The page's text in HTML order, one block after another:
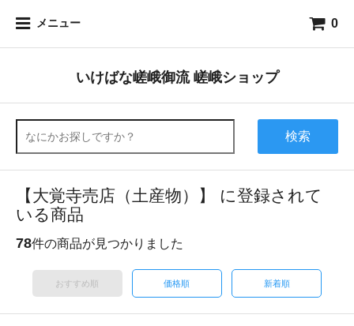
メニュー 0
いけばな嵯峨御流 嵯峨ショップ
検索
【大覚寺売店（土産物）】 に登録されて
いる商品
78件の商品が見つかりました
おすすめ順 価格順 新着順